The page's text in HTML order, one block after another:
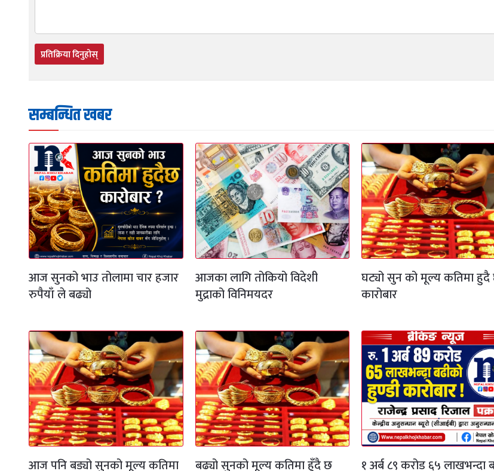
प्रतिक्रिया दिनुहोस्
सम्बन्धित खबर
आज सुनको भाउ तोलामा चार हजार
रुपैयाँ ले बढ्यो
आजका लागि तोकियो विदेशी
मुद्राको विनिमयदर
घट्यो सुन को मूल्य कतिमा
कारोबार
आज पनि बड्यो सुनको मूल्य कतिमा बढ्यो सुनको मूल्य कतिमा हुँदै छ १ अर्ब ८९ करोड ६५ लाखभन्दा